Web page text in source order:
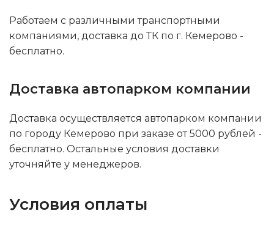
Работаем с различными транспортными
компаниями, доставка до ТК по г. Кемерово -
бесплатно.
Доставка автопарком компании
Доставка осуществляется автопарком компании
по городу Кемерово при заказе от 5000 рублей -
бесплатно. Остальные условия доставки
уточняйте у менеджеров.
Условия оплаты